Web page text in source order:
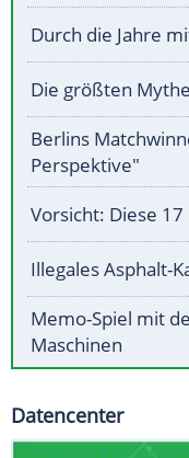
Durch die Jahre
Die größten
Berlins
Perspektive"
Vorsicht: Diese 17
Illegales Asphalt-
Memo-Spiel mit
Maschinen
Datencenter